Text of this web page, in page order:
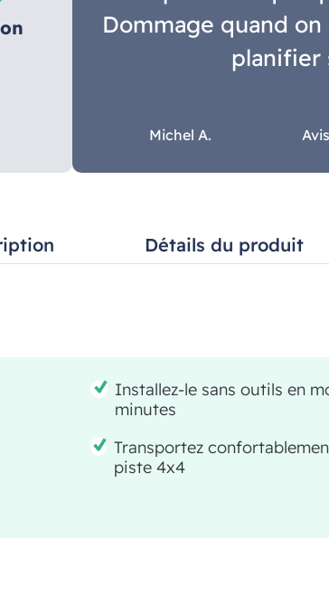
Dommage quand
planifier
Michel A.
Détails du produit
Installez-le sans outils en
minutes
Transportez
piste 4x4